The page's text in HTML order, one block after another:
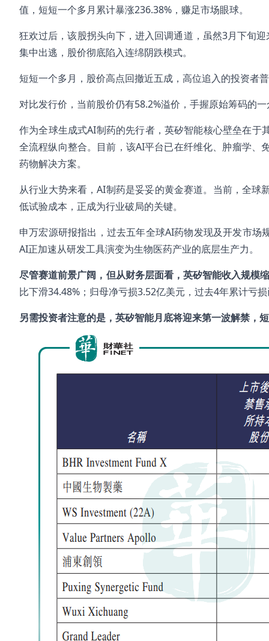
值，短短一个多月累计暴涨236.38%，赚足市场眼球。
狂欢过后，该股拐头向下，进入回调通道，虽然3月下旬
集中出逃，股价彻底陷入连绵阴跌模式。
短短一个多月，股价高点回撤近五成，高位追入的投资者
对比发行价，当前股价仍有58.2%溢价，手握原始筹码的
作为全球生成式AI制药的先行者，英矽智能核心壁垒在
全流程纵向整合。目前，该AI平台已在纤维化、肿瘤学
药物解决方案。
从行业大势来看，AI制药是妥妥的黄金赛道。当前，全
低试验成本，正成为行业破局的关键。
申万宏源研报指出，过去五年全球AI药物发现及开发市
AI正加速从研发工具演变为生物医药产业的底层生产力。
尽管赛道前景广阔，但从财务层面看，英矽智能收入规模
比下滑34.48%；归母净亏损3.52亿美元，过去4年累计亏
另需投资者注意的是，英矽智能月底将迎来第一波解禁，